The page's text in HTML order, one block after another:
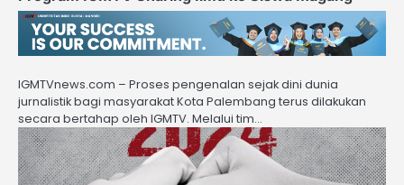
IGMTVnews.com – Proses pengenalan sejak dini dunia
jurnalistik bagi masyarakat Kota Palembang terus dilakukan
secara bertahap oleh IGMTV. Melalui tim…